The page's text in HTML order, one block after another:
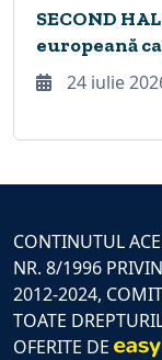
SECOND
europeană
încheierea
24 iulie
CONTINUTUL
NR. 8/1996
2012-2024,
TOATE
OFERITE DE